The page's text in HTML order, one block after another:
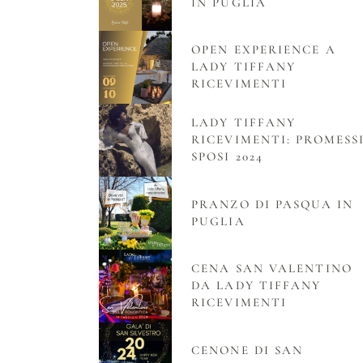
OPEN EXPERIENCE A
LADY TIFFANY
RICEVIMENTI
LADY TIFFANY
RICEVIMENTI:
SPOSI 2024
PRANZO DI PASQUA IN
PUGLIA
CENA SAN VALENTINO
DA LADY TIFFANY
RICEVIMENTI
CENONE DI SAN